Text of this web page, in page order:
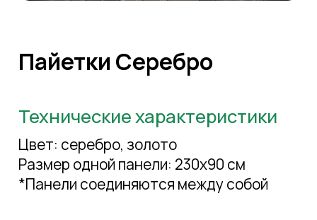
Пайетки Серебро
Технические характеристики
Цвет: серебро, золото
Размер одной панели: 230x90 см
*Панели соединяются между собой